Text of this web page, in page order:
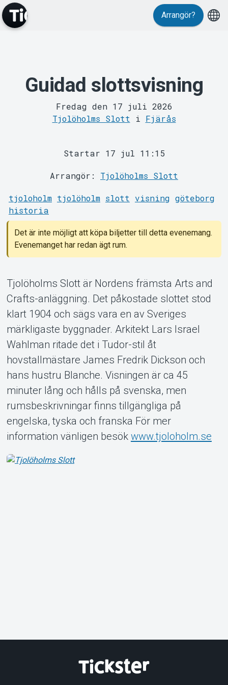
MyTickster
Support
Arrangör?
Guidad slottsvisning
Fredag den 17 juli 2026
Tjolöholms Slott i Fjärås
Startar 17 jul 11:15
Arrangör: Tjolöholms Slott
tjoloholm tjolöholm slott visning göteborg
historia
Det är inte möjligt att köpa biljetter till detta evenemang.
Evenemanget har redan ägt rum.
Tjolöholms Slott är Nordens främsta Arts and
Crafts-anläggning. Det påkostade slottet stod
klart 1904 och sägs vara en av Sveriges
märkligaste byggnader. Arkitekt Lars Israel
Wahlman ritade det i Tudor-stil åt
hovstallmästare James Fredrik Dickson och
hans hustru Blanche. Visningen är ca 45
minuter lång och hålls på svenska, men
rumsbeskrivningar finns tillgängliga på
engelska, tyska och franska För mer
information vänligen besök www.tjoloholm.se